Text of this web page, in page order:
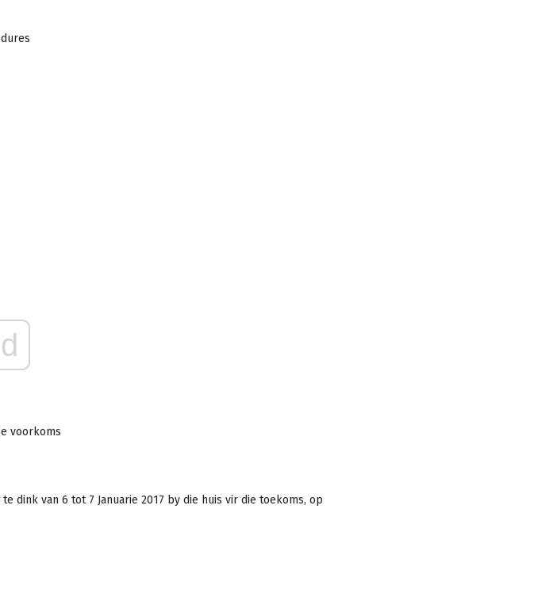
voorkoms
dink van 6 tot 7 Januarie 2017 by die huis vir die toekoms, op